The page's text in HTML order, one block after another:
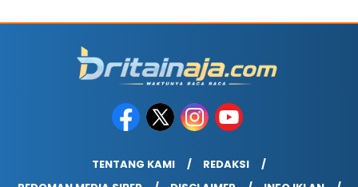
TENTANG KAMI
REDAKSI